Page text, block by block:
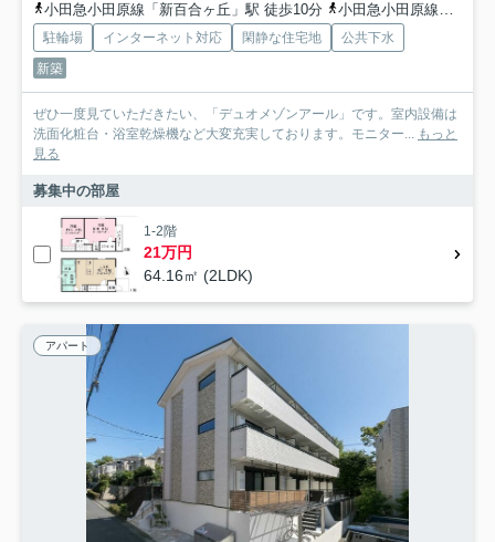
小田急小田原線「新百合ヶ丘」駅 徒歩10分
小田急小田原線「百合ヶ丘」駅 徒歩19分
駐輪場 インターネット対応 閑静な住宅地
公共下水
新築
ぜひ一度見ていただきたい、「デュオメゾンアール」です。室内設備は
洗面化粧台・浴室乾燥機など大変充実しております。モニター... もっと
見る
募集中の部屋
1-2階
21万円
64.16㎡ (2LDK)
アパート